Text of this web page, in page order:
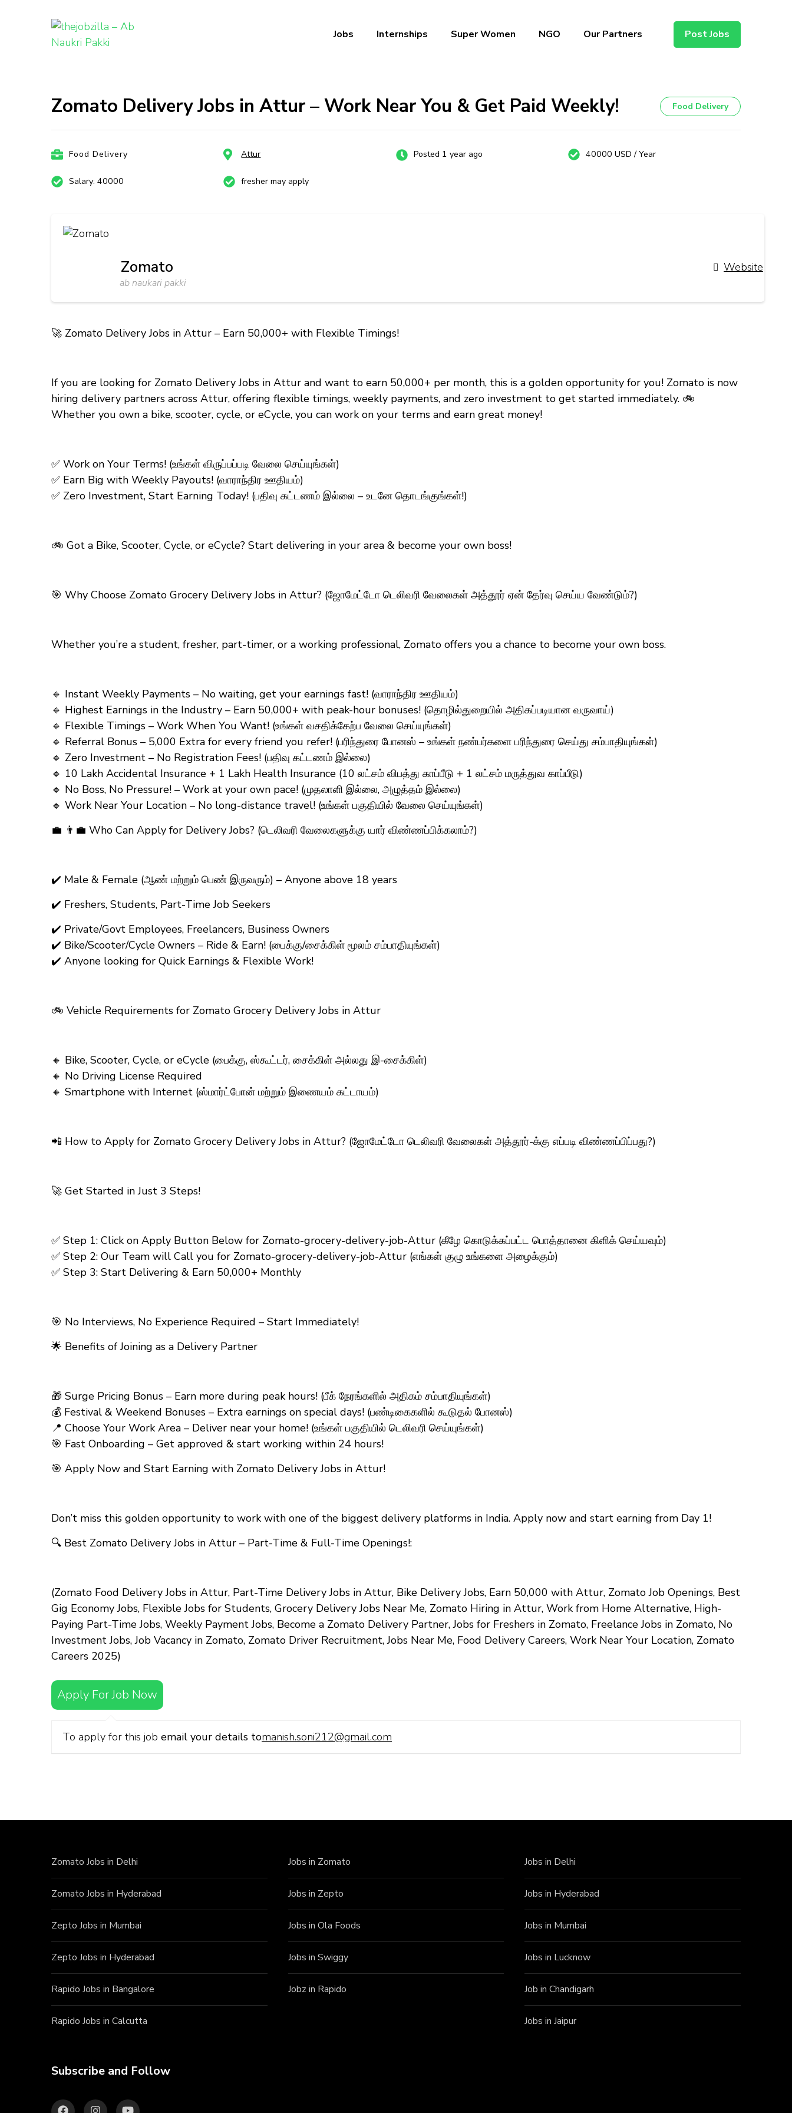
Jobs Internships Super Women NGO Our Partners Post Jobs
Zomato Delivery Jobs in Attur – Work Near You & Get Paid Weekly! Food Delivery
Food Delivery Attur Posted 1 year ago 40000 USD / Year
Salary: 40000 fresher may apply
Website
Zomato
ab naukari pakki
🚀 Zomato Delivery Jobs in Attur – Earn ₹50,000+ with Flexible Timings!
If you are looking for Zomato Delivery Jobs in Attur and want to earn ₹50,000+ per month, this is a golden opportunity for you! Zomato is now
hiring delivery partners across Attur, offering flexible timings, weekly payments, and zero investment to get started immediately. 🚲
Whether you own a bike, scooter, cycle, or eCycle, you can work on your terms and earn great money!
✅ Work on Your Terms! (உங்கள் விருப்பப்படி வேலை செய்யுங்கள்)
✅ Earn Big with Weekly Payouts! (வாராந்திர ஊதியம்)
✅ Zero Investment, Start Earning Today! (பதிவு கட்டணம் இல்லை – உடனே தொடங்குங்கள்!)
🚲 Got a Bike, Scooter, Cycle, or eCycle? Start delivering in your area & become your own boss!
🎯 Why Choose Zomato Grocery Delivery Jobs in Attur? (ஜோமேட்டோ டெலிவரி வேலைகள் அத்தூர் ஏன் தேர்வு செய்ய வேண்டும்?)
Whether you’re a student, fresher, part-timer, or a working professional, Zomato offers you a chance to become your own boss.
🔹 Instant Weekly Payments – No waiting, get your earnings fast! (வாராந்திர ஊதியம்)
🔹 Highest Earnings in the Industry – Earn ₹50,000+ with peak-hour bonuses! (தொழில்துறையில் அதிகப்படியான வருவாய்)
🔹 Flexible Timings – Work When You Want! (உங்கள் வசதிக்கேற்ப வேலை செய்யுங்கள்)
🔹 Referral Bonus – ₹5,000 Extra for every friend you refer! (பரிந்துரை போனஸ் – உங்கள் நண்பர்களை பரிந்துரை செய்து சம்பாதியுங்கள்)
🔹 Zero Investment – No Registration Fees! (பதிவு கட்டணம் இல்லை)
🔹 10 Lakh Accidental Insurance + 1 Lakh Health Insurance (10 லட்சம் விபத்து காப்பீடு + 1 லட்சம் மருத்துவ காப்பீடு)
🔹 No Boss, No Pressure! – Work at your own pace! (முதலாளி இல்லை, அழுத்தம் இல்லை)
🔹 Work Near Your Location – No long-distance travel! (உங்கள் பகுதியில் வேலை செய்யுங்கள்)
💼 👨‍💼 Who Can Apply for Delivery Jobs? (டெலிவரி வேலைகளுக்கு யார் விண்ணப்பிக்கலாம்?)
✔️ Male & Female (ஆண் மற்றும் பெண் இருவரும்) – Anyone above 18 years
✔️ Freshers, Students, Part-Time Job Seekers
✔️ Private/Govt Employees, Freelancers, Business Owners
✔️ Bike/Scooter/Cycle Owners – Ride & Earn! (பைக்கு/சைக்கிள் மூலம் சம்பாதியுங்கள்)
✔️ Anyone looking for Quick Earnings & Flexible Work!
🚲 Vehicle Requirements for Zomato Grocery Delivery Jobs in Attur
🔸 Bike, Scooter, Cycle, or eCycle (பைக்கு, ஸ்கூட்டர், சைக்கிள் அல்லது இ-சைக்கிள்)
🔸 No Driving License Required
🔸 Smartphone with Internet (ஸ்மார்ட்போன் மற்றும் இணையம் கட்டாயம்)
📲 How to Apply for Zomato Grocery Delivery Jobs in Attur? (ஜோமேட்டோ டெலிவரி வேலைகள் அத்தூர்-க்கு எப்படி விண்ணப்பிப்பது?)
🚀 Get Started in Just 3 Steps!
✅ Step 1: Click on Apply Button Below for Zomato-grocery-delivery-job-Attur (கீழே கொடுக்கப்பட்ட பொத்தானை கிளிக் செய்யவும்)
✅ Step 2: Our Team will Call you for Zomato-grocery-delivery-job-Attur (எங்கள் குழு உங்களை அழைக்கும்)
✅ Step 3: Start Delivering & Earn ₹50,000+ Monthly
🎯 No Interviews, No Experience Required – Start Immediately!
🌟 Benefits of Joining as a Delivery Partner
🎁 Surge Pricing Bonus – Earn more during peak hours! (பீக் நேரங்களில் அதிகம் சம்பாதியுங்கள்)
💰 Festival & Weekend Bonuses – Extra earnings on special days! (பண்டிகைகளில் கூடுதல் போனஸ்)
📍 Choose Your Work Area – Deliver near your home! (உங்கள் பகுதியில் டெலிவரி செய்யுங்கள்)
🎯 Fast Onboarding – Get approved & start working within 24 hours!
🎯 Apply Now and Start Earning with Zomato Delivery Jobs in Attur!
Don’t miss this golden opportunity to work with one of the biggest delivery platforms in India. Apply now and start earning from Day 1!
🔍 Best Zomato Delivery Jobs in Attur – Part-Time & Full-Time Openings!:
(Zomato Food Delivery Jobs in Attur, Part-Time Delivery Jobs in Attur, Bike Delivery Jobs, Earn ₹50,000 with Attur, Zomato Job Openings, Best
Gig Economy Jobs, Flexible Jobs for Students, Grocery Delivery Jobs Near Me, Zomato Hiring in Attur, Work from Home Alternative, High-
Paying Part-Time Jobs, Weekly Payment Jobs, Become a Zomato Delivery Partner, Jobs for Freshers in Zomato, Freelance Jobs in Zomato, No
Investment Jobs, Job Vacancy in Zomato, Zomato Driver Recruitment, Jobs Near Me, Food Delivery Careers, Work Near Your Location, Zomato
Careers 2025)
Apply For Job Now
To apply for this job email your details tomanish.soni212@gmail.com
Zomato Jobs in Delhi
Zomato Jobs in Hyderabad
Zepto Jobs in Mumbai
Zepto Jobs in Hyderabad
Rapido Jobs in Bangalore
Rapido Jobs in Calcutta
Subscribe and Follow
Jobs in Zomato
Jobs in Zepto
Jobs in Ola Foods
Jobs in Swiggy
Jobz in Rapido
Jobs in Delhi
Jobs in Hyderabad
Jobs in Mumbai
Jobs in Lucknow
Job in Chandigarh
Jobs in Jaipur